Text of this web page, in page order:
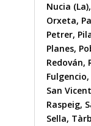
Nucia (La),
Orxeta,
Petrer,
Planes,
Redován,
Fulgencio,
San
Raspeig,
Sella,